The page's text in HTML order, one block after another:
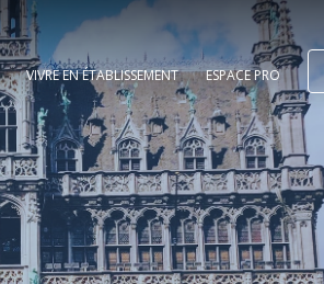
VIVRE EN ÉTABLISSEMENT ESPACE PRO